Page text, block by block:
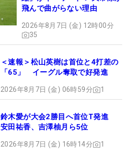
飛んで曲がらない理由
2026年8月7日 (金) 12時00分
35
＜速報＞松山英樹は首位と4打差の
「65」 イーグル奪取で好発進
2026年8月7日 (金) 06時59分 1
鈴木愛が大会2勝目へ首位T発進
安田祐香、吉澤柚月ら5位
2026年8月7日 (金) 16時14分 1